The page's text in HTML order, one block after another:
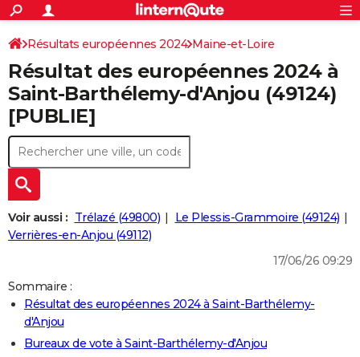
ACTUALITÉS
Politique
Société
Faits Divers
Education
Monde
Villes
+
SPORT
Coupe du monde 2026
Football
Tennis
Cyclisme
Rugby
Forum
CULTURE
Programme TV
TNT
Streaming
Cinéma
Sorties cinéma
Musique
+FINANCE
Retraite
Impôts
Epargne
Immobilier
Risques naturels par ville
Banque
Assurance
CréditAUTO
Essais
Réserver un essai
Citadines
Berlines
SUV
Forum auto
+HIGH-TECH
Mobiles
Meilleur smartphone
Internet
Ordinateurs
Jeux vidéo
Guide high-tech
+
BRICOLAGE
Forum
Aménagement intérieur
Extérieur
Cuisine
Salle de bains
Jardinage
Rangement
+
LIFESTYLE
Art de vivre
Bien-être
Loisirs
Mode
Modes de vie
SANTE
Alimentation
Guide de la santé
Maladies
Médicaments
Sommeil
VOYAGE
Rechercher
S'inscrire
Connexion
Résultats européennes 2024 Maine-et-Loire
Résultat des européennes 2024 à
Saint-Barthélemy-d'Anjou (49124)
[PUBLIE]
Voir aussi : Trélazé (49800)
Le Plessis-Grammoire (49124)
Verrières-en-Anjou (49112)
17/06/26 09:29
Sommaire :
Résultat des européennes 2024 à Saint-Barthélemy-
d'Anjou
Bureaux de vote à Saint-Barthélemy-d'Anjou